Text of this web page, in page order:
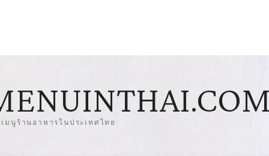
มนูร้านอาหารในประเทศไทย